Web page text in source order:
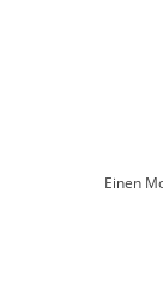
Einen